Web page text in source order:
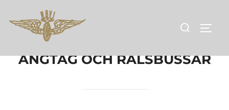
Sök
ÅNGTÅG OCH RÄLSBUSSAR